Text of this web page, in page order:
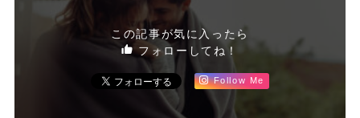
この記事が気に入ったら
フォローしてね！
Follow Me